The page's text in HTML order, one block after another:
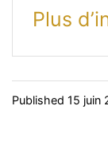
Plus
Published 15 juin